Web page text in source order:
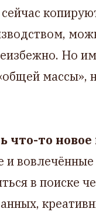
Но
массы»,
что-то
в поиске